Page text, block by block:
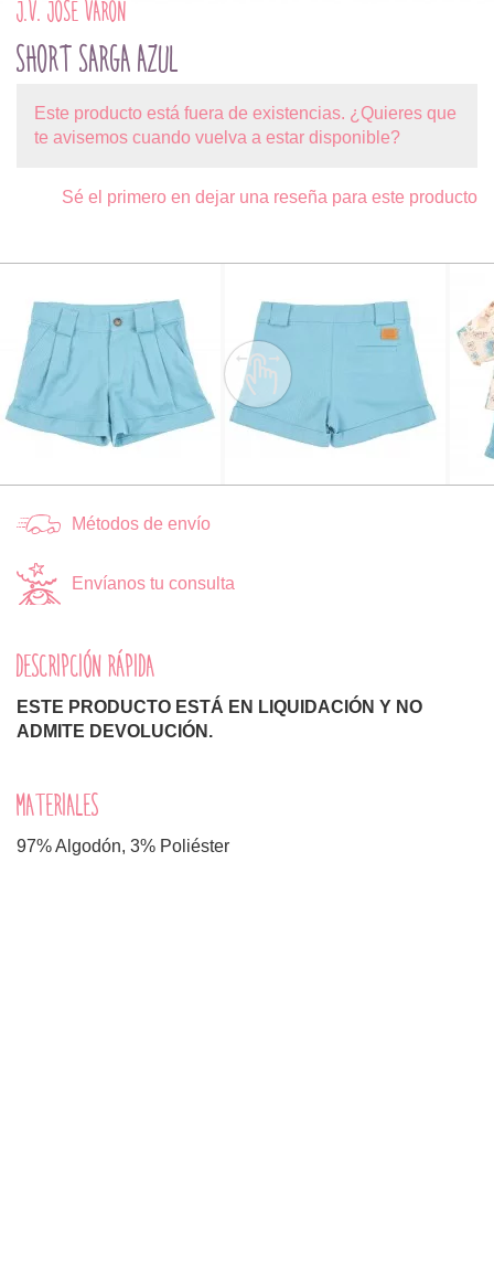
J.V. JOSÉ VARÓN
SHORT SARGA AZUL
Este producto está fuera de existencias. ¿Quieres que
te avisemos cuando vuelva a estar disponible?
Sé el primero en dejar una reseña para este producto
Métodos de envío
Envíanos tu consulta
DESCRIPCIÓN RÁPIDA
ESTE PRODUCTO ESTÁ EN LIQUIDACIÓN Y NO
ADMITE DEVOLUCIÓN.
MATERIALES
97% Algodón, 3% Poliéster